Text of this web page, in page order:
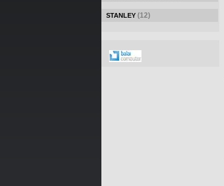
STANLEY (12)